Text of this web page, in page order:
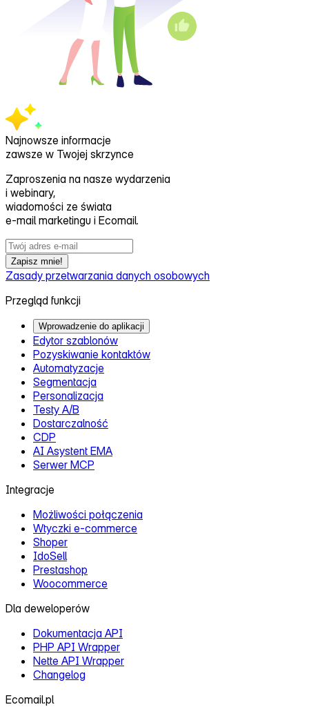
Najnowsze informacje
zawsze w Twojej skrzynce
Zaproszenia na nasze wydarzenia
i webinary,
wiadomości ze świata
e‑mail marketingu i Ecomail.
Zapisz mnie!
Zasady przetwarzania danych osobowych
Przegląd funkcji
Wprowadzenie do aplikacji
Edytor szablonów
Pozyskiwanie kontaktów
Automatyzacje
Segmentacja
Personalizacja
Testy A/B
Dostarczalność
CDP
AI Asystent EMA
Serwer MCP
Integracje
Możliwości połączenia
Wtyczki e‑commerce
Shoper
IdoSell
Prestashop
Woocommerce
Dla deweloperów
Dokumentacja API
PHP API Wrapper
Nette API Wrapper
Changelog
Ecomail.pl